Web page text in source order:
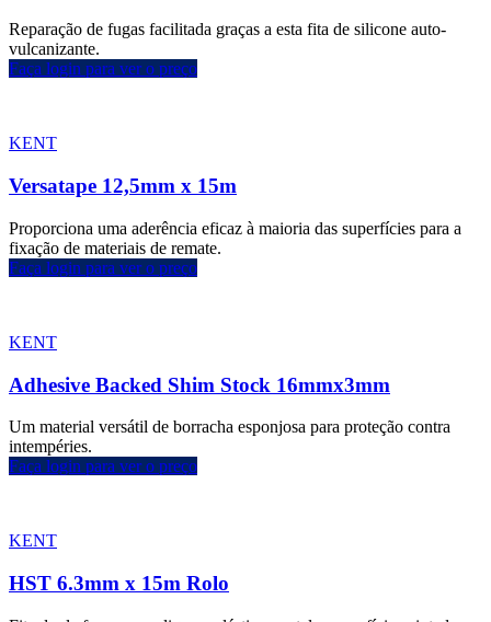
Reparação de fugas facilitada graças a esta fita de silicone auto-
vulcanizante.
Faça login para ver o preço
KENT
Versatape 12,5mm x 15m
Proporciona uma aderência eficaz à maioria das superfícies para a
fixação de materiais de remate.
Faça login para ver o preço
KENT
Adhesive Backed Shim Stock 16mmx3mm
Um material versátil de borracha esponjosa para proteção contra
intempéries.
Faça login para ver o preço
KENT
HST 6.3mm x 15m Rolo